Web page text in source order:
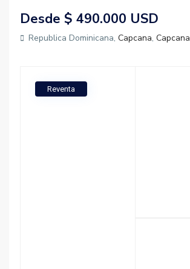
Desde $ 490.000 USD
Republica Dominicana,Capcana,Capcana
Reventa